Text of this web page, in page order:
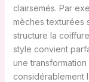
clairsemés. Par
mèches texturées
structure la
style convient
une
considérablement